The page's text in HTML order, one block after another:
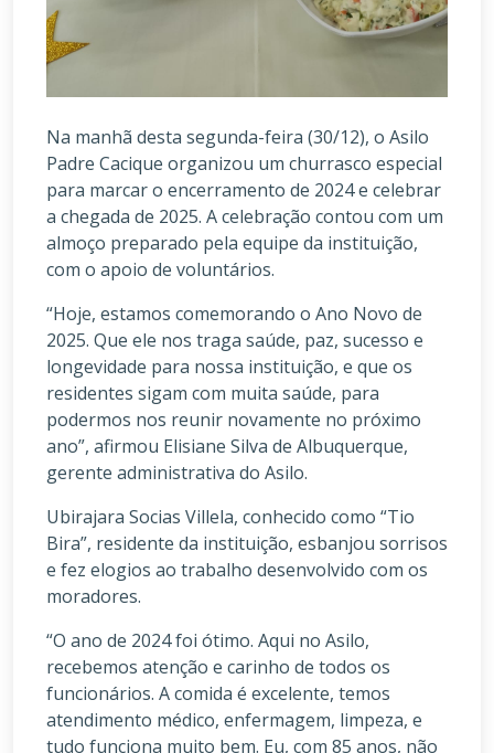
Na manhã desta segunda-feira (30/12), o Asilo
Padre Cacique organizou um churrasco especial
para marcar o encerramento de 2024 e celebrar
a chegada de 2025. A celebração contou com um
almoço preparado pela equipe da instituição,
com o apoio de voluntários.
“Hoje, estamos comemorando o Ano Novo de
2025. Que ele nos traga saúde, paz, sucesso e
longevidade para nossa instituição, e que os
residentes sigam com muita saúde, para
podermos nos reunir novamente no próximo
ano”, afirmou Elisiane Silva de Albuquerque,
gerente administrativa do Asilo.
Ubirajara Socias Villela, conhecido como “Tio
Bira”, residente da instituição, esbanjou sorrisos
e fez elogios ao trabalho desenvolvido com os
moradores.
“O ano de 2024 foi ótimo. Aqui no Asilo,
recebemos atenção e carinho de todos os
funcionários. A comida é excelente, temos
atendimento médico, enfermagem, limpeza, e
tudo funciona muito bem. Eu, com 85 anos, não